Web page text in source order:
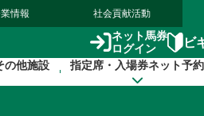
情報 社会貢献活動
ネット馬券
ログイン
ビ
の他施設 指定席・入場券ネット予約